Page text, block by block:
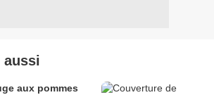
aussi
aux pommes